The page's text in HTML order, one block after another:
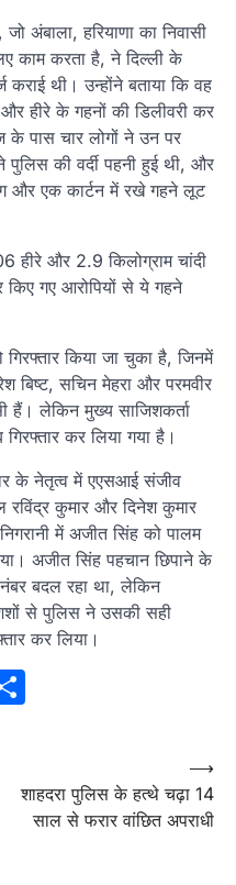
अंबाला, हरियाणा का निवासी
काम करता है, ने दिल्ली के
थी। उन्होंने बताया कि वह
हीरे के गहनों की डिलीवरी कर
के पास चार लोगों ने उन पर
की वर्दी पहनी हुई थी, और
और एक कार्टन में रखे गहने लूट
हीरे और 2.9 किलोग्राम चांदी
गए आरोपियों से ये गहने
किया जा चुका है, जिनमें
बिष्ट, सचिन मेहरा और परमवीर
हैं। लेकिन मुख्य साजिशकर्ता
कर लिया गया है।
के नेतृत्व में एएसआई संजीव
कुमार और दिनेश कुमार
में अजीत सिंह को पालम
अजीत सिंह पहचान छिपाने के
नंबर बदल रहा था, लेकिन
से पुलिस ने उसकी सही
कर लिया।
शाहदरा पुलिस के हत्थे चढ़ा 14
साल से फरार वांछित अपराधी
⟶